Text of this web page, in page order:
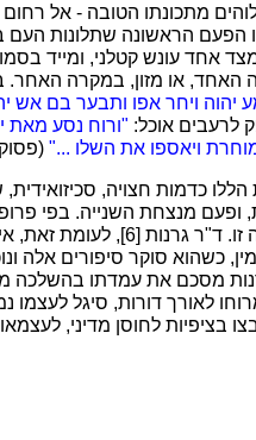
מתכונתו הטובה - אל רחום
זו הפעם הראשונה שתלונות
אחד עונש קטלני, ומייד
האחד, או מזון, במקרה
יהוה ויחר אפו ותבער בם
לרעבים אוכל: "ורוח נסע מאת
ויאספו את השלו ..." (פסוקים
כדמות חצויה,
ופעם מנצחת השנייה. בפי
האדומה - אין התייחסות
כשהוא סוקר סיפורים אלה
מסכם את עמדתו בהשלכה
לאורך דורות, סיגל
בציפיות לחוסן מדיני,